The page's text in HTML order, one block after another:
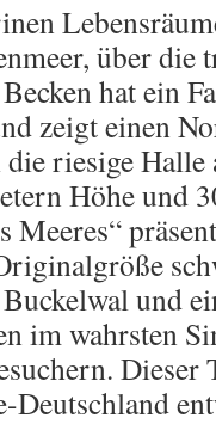
über
hat ein
zeigt einen
riesige Halle
Höhe und
Meeres“
und
im wahrsten
Deutschland